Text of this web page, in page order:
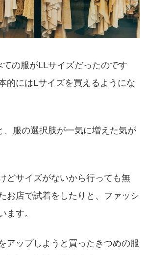
の服がLLサイズだったのです
的にはLサイズを買えるようにな
、服の選択肢が一気に増えた気が
どサイズがないから行っても無
お店で試着をしたりと、ファッシ
ます。
アップしようと買ったきつめの服